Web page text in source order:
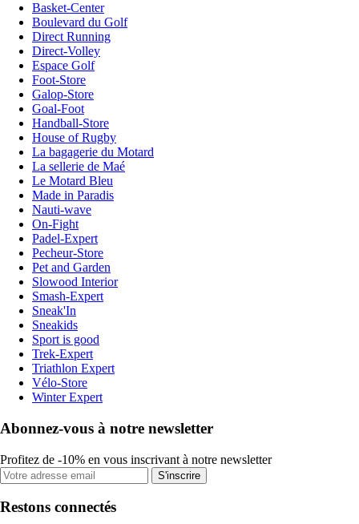
Basket-Center
Boulevard du Golf
Direct Running
Direct-Volley
Espace Golf
Foot-Store
Galop-Store
Goal-Foot
Handball-Store
House of Rugby
La bagagerie du Motard
La sellerie de Maé
Le Motard Bleu
Made in Paradis
Nauti-wave
On-Fight
Padel-Expert
Pecheur-Store
Pet and Garden
Slowood Interior
Smash-Expert
Sneak'In
Sneakids
Sport is good
Trek-Expert
Triathlon Expert
Vélo-Store
Winter Expert
Abonnez-vous à notre newsletter
Profitez de -10% en vous inscrivant à notre newsletter
S'inscrire
Restons connectés